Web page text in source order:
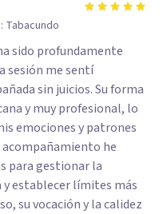
Tabacundo
sido profundamente
sesión me sentí
sin juicios. Su forma
y muy profesional, lo
emociones y patrones
he
para gestionar la
establecer límites más
su vocación y la calidez